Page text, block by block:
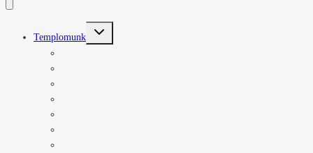
Templomunk
Toggle
child